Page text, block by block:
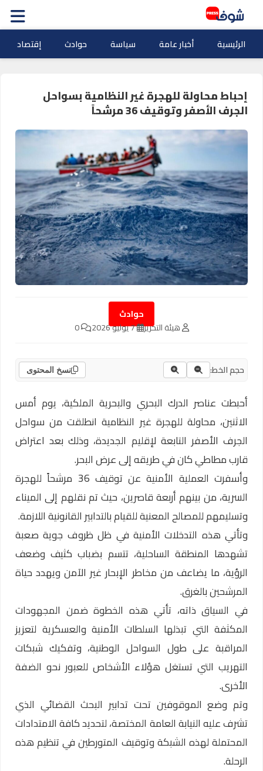
الرئيسية أخبار عامة سياسة حوادث إقتصاد
إحباط محاولة للهجرة غير النظامية بسواحل
الجرف الأصفر وتوقيف 36 مرشحاً
حوادث
هيئة التحرير 7 يوليو 2026 0
حجم الخط: نسخ المحتوى
أحبطت عناصر الدرك البحري والبحرية الملكية، يوم أمس
الاثنين، محاولة للهجرة غير النظامية انطلقت من سواحل
الجرف الأصفر التابعة لإقليم الجديدة، وذلك بعد اعتراض
قارب مطاطي كان في طريقه إلى عرض البحر.
وأسفرت العملية الأمنية عن توقيف 36 مرشحاً للهجرة
السرية، من بينهم أربعة قاصرين، حيث تم نقلهم إلى الميناء
وتسليمهم للمصالح المعنية للقيام بالتدابير القانونية اللازمة.
وتأتي هذه التدخلات الأمنية في ظل ظروف جوية صعبة
تشهدها المنطقة الساحلية، تتسم بضباب كثيف وضعف
الرؤية، ما يضاعف من مخاطر الإبحار غير الآمن ويهدد حياة
المرشحين بالغرق.
في السياق ذاته، تأتي هذه الخطوة ضمن المجهودات
المكثفة التي تبذلها السلطات الأمنية والعسكرية لتعزيز
المراقبة على طول السواحل الوطنية، وتفكيك شبكات
التهريب التي تستغل هؤلاء الأشخاص للعبور نحو الضفة
الأخرى.
وتم وضع الموقوفين تحت تدابير البحث القضائي الذي
تشرف عليه النيابة العامة المختصة، لتحديد كافة الامتدادات
المحتملة لهذه الشبكة وتوقيف المتورطين في تنظيم هذه
الرحلة.